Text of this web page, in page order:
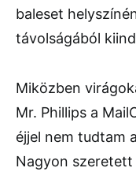
baleset
távolságából
Miközben
Mr. Phillips a
éjjel nem tudtam
Nagyon